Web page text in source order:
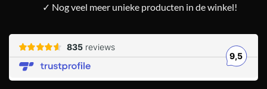
✓ Nog veel meer unieke producten in de winkel!